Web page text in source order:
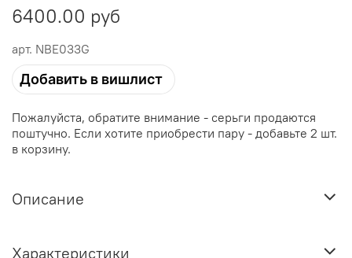
арт. NBE033G
6400.00 руб
Добавить в вишлист
Пожалуйста, обратите внимание - серьги продаются
поштучно. Если хотите приобрести пару - добавьте 2 шт.
в корзину.
Описание
Характеристики